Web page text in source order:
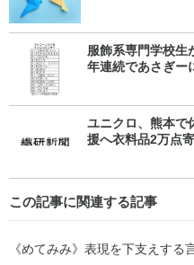
服飾系専門学校生
年連続であさぎー
ユニクロ、熊本
援へ衣料品2万点
この記事に関連する記事
《めてみみ》表現を下支えする